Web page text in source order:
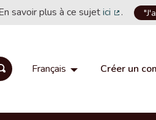
savoir plus à ce sujetici
(Lien
.
Français Choisir la langue
Créer un